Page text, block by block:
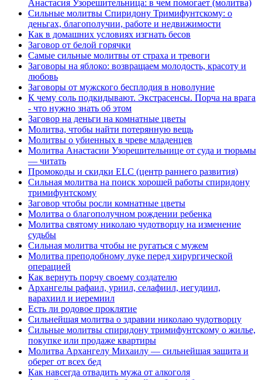
Анастасия Узорешительница: в чем помогает (молитва)
Сильные молитвы Спиридону Тримифунтскому: о
деньгах, благополучии, работе и недвижимости
Как в домашних условиях изгнать бесов
Заговор от белой горячки
Самые сильные молитвы от страха и тревоги
Заговоры на яблоко: возвращаем молодость, красоту и
любовь
Заговоры от мужского бесплодия в новолуние
К чему соль подкидывают. Экстрасенсы. Порча на врага
- что нужно знать об этом
Заговор на деньги на комнатные цветы
Молитва, чтобы найти потерянную вещь
Молитвы о убиенных в чреве младенцев
Молитва Анастасии Узорешительнице от суда и тюрьмы
— читать
Промокоды и скидки ELC (центр раннего развития)
Сильная молитва на поиск хорошей работы спиридону
тримифунтскому
Заговор чтобы росли комнатные цветы
Молитва о благополучном рождении ребенка
Молитва святому николаю чудотворцу на изменение
судьбы
Сильная молитва чтобы не ругаться с мужем
Молитва преподобному луке перед хирургической
операцией
Как вернуть порчу своему создателю
Архангелы рафаил, уриил, селафиил, иегудиил,
варахиил и иеремиил
Есть ли родовое проклятие
Сильнейшая молитва о здравии николаю чудотворцу
Сильные молитвы спиридону тримифунтскому о жилье,
покупке или продаже квартиры
Молитва Архангелу Михаилу — сильнейшая защита и
оберег от всех бед
Как навсегда отвадить мужа от алкоголя